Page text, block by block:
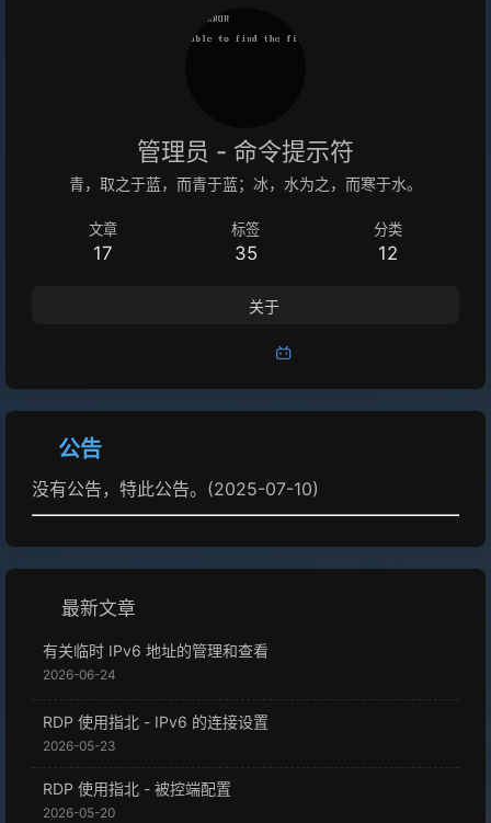
适配器 (虚拟设备) Microsoft Network Interface ...
您的计算机暴露在公网中，务必确保您的系统已经安装了最新的
补丁并且设置了强密码，并且打开了系统更新，并且您需要自行
好使用 VPN。 支持和限制 官方在 Windows 家庭版、Windows
单语言版 不提供此功能 Windows 家庭版也是可以用的，请移步
导致无法多用户连接； 操作允许远程桌面连接✅ Windows 10 |
✅ Windows 11✅ Windows 7 |✅ Windows 8 |✅ Window...
管理员 - 命令提示符
青，取之于蓝，而青于蓝；冰，水为之，而寒于水。
文章
17
标签
35
分类
12
关于
公告
没有公告，特此公告。(2025-07-10)
最新文章
有关临时 IPv6 地址的管理和查看
2026-06-24
RDP 使用指北 - IPv6 的连接设置
2026-05-23
RDP 使用指北 - 被控端配置
2026-05-20